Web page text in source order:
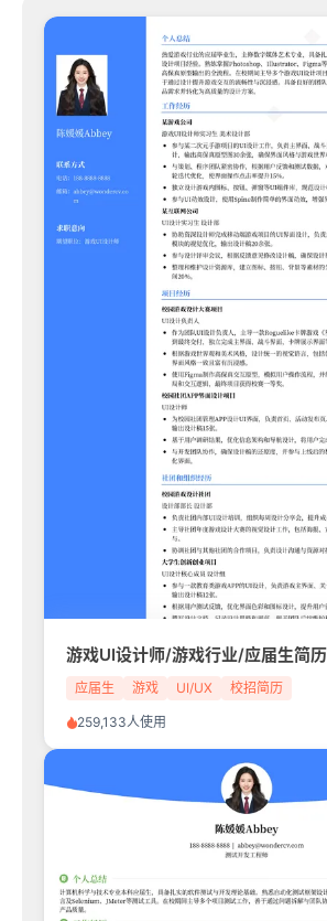
游戏UI设计师/游戏行业/应届生简
应届生 游戏 UI/UX 校招简历
259,133人使用